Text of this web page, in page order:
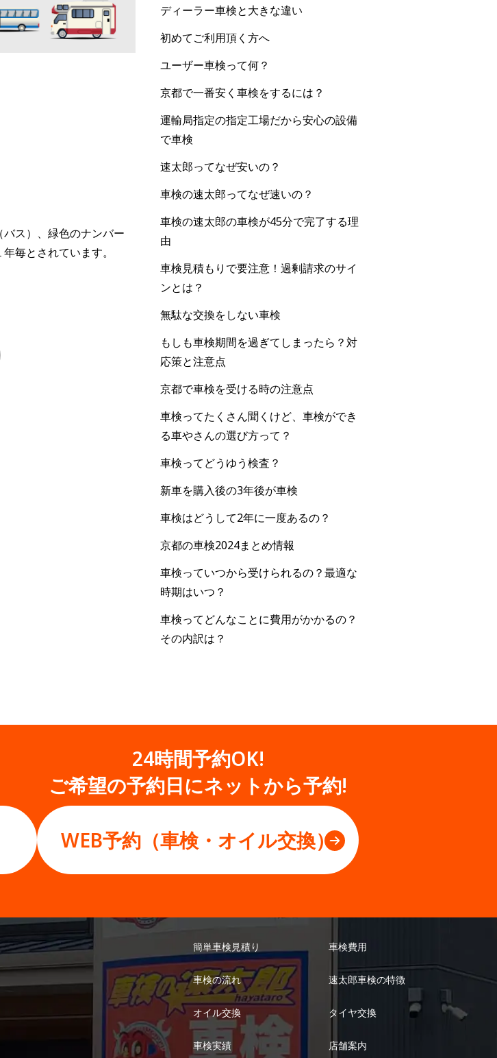
ス）、緑色のナンバー
毎とされています。
ディーラー車検と大きな違い
初めてご利用頂く方へ
ユーザー車検って何？
京都で一番安く車検をするには？
運輸局指定の指定工場だから安心の設備
で車検
速太郎ってなぜ安いの？
車検の速太郎ってなぜ速いの？
車検の速太郎の車検が45分で完了する理
由
車検見積もりで要注意！過剰請求のサイ
ンとは？
無駄な交換をしない車検
もしも車検期間を過ぎてしまったら？対
応策と注意点
京都で車検を受ける時の注意点
車検ってたくさん聞くけど、車検ができ
る車やさんの選び方って？
車検ってどうゆう検査？
新車を購入後の3年後が車検
車検はどうして2年に一度あるの？
京都の車検2024まとめ情報
車検っていつから受けられるの？最適な
時期はいつ？
車検ってどんなことに費用がかかるの？
その内訳は？
24時間予約OK!
ご希望の予約日にネットから予約!
WEB予約（車検・オイル交換）
簡単車検見積り 車検費用
車検の流れ 速太郎車検の特徴
オイル交換 タイヤ交換
車検実績 店舗案内